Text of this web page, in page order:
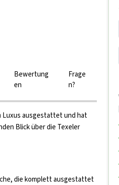
Bewertung
en
Frage
n?
Luxus ausgestattet und hat
Blick über die Texeler
die komplett ausgestattet